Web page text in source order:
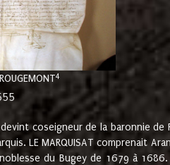
4
coseigneur de la baronnie
LE MARQUISAT comprenait
du Bugey de 1679 à